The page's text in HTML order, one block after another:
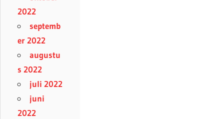
2022
septemb
er 2022
augustu
s 2022
juli 2022
juni
2022